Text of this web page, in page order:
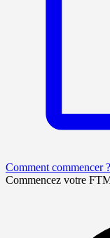
Comment commencer ?
Commencez votre